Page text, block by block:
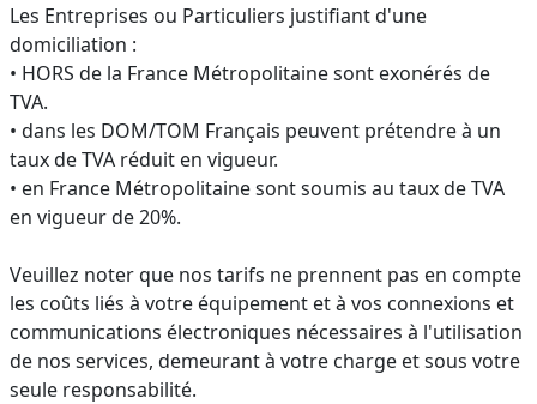
Les Entreprises ou Particuliers justifiant d'une
domiciliation :
• HORS de la France Métropolitaine sont exonérés de
TVA.
• dans les DOM/TOM Français peuvent prétendre à un
taux de TVA réduit en vigueur.
• en France Métropolitaine sont soumis au taux de TVA
en vigueur de 20%.
Veuillez noter que nos tarifs ne prennent pas en compte
les coûts liés à votre équipement et à vos connexions et
communications électroniques nécessaires à l'utilisation
de nos services, demeurant à votre charge et sous votre
seule responsabilité.